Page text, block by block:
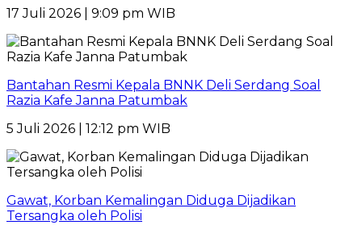
17 Juli 2026 | 9:09 pm WIB
Bantahan Resmi Kepala BNNK Deli Serdang Soal
Razia Kafe Janna Patumbak
5 Juli 2026 | 12:12 pm WIB
Gawat, Korban Kemalingan Diduga Dijadikan
Tersangka oleh Polisi